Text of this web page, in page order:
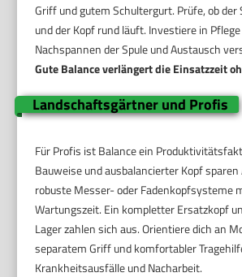
Griff und gutem Schultergurt. Prüfe, ob
und der Kopf rund läuft. Investiere in
Nachspannen der Spule und Austausch
Gute Balance verlängert die Einsatzzeit
Landschaftsgärtner und Profis
Für Profis ist Balance ein
Bauweise und ausbalancierter Kopf
robuste Messer- oder Fadenkopfsysteme
Wartungszeit. Ein kompletter Ersatzkopf
Lager zahlen sich aus. Orientiere dich an
separatem Griff und komfortabler
Krankheitsausfälle und Nacharbeit.